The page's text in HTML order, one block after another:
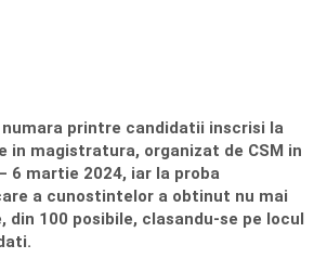
printre candidatii inscrisi la
in magistratura, organizat de CSM in
6 martie 2024, iar la proba
a cunostintelor a obtinut nu mai
din 100 posibile, clasandu-se pe locul